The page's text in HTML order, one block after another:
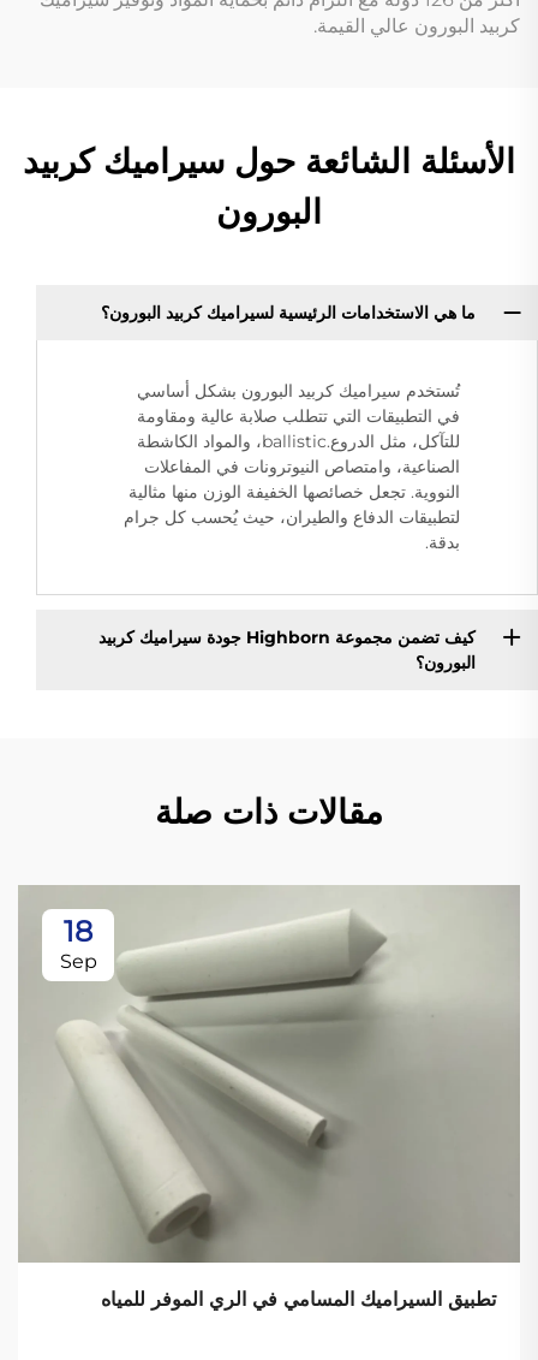
كربيد البورون عالي القيمة.
الأسئلة الشائعة حول سيراميك كربيد
البورون
ما هي الاستخدامات الرئيسية لسيراميك كربيد البورون؟
تُستخدم سيراميك كربيد البورون بشكل أساسي
في التطبيقات التي تتطلب صلابة عالية ومقاومة
للتآكل، مثل الدروع.ballistic، والمواد الكاشطة
الصناعية، وامتصاص النيوترونات في المفاعلات
النووية. تجعل خصائصها الخفيفة الوزن منها مثالية
لتطبيقات الدفاع والطيران، حيث يُحسب كل جرام
بدقة.
كيف تضمن مجموعة Highborn جودة سيراميك كربيد
البورون؟
مقالات ذات صلة
18
Sep
تطبيق السيراميك المسامي في الري الموفر للمياه